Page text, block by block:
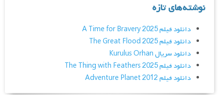
نوشته‌های تازه
دانلود فیلم A Time for Bravery 2025
دانلود فیلم The Great Flood 2025
دانلود سریال Kurulus Orhan
دانلود فیلم The Thing with Feathers 2025
دانلود فیلم Adventure Planet 2012